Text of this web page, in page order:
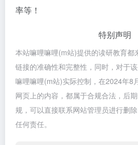
率等！
特别声明
本站嘛哩嘛哩(m站)提供的读研教育都
链接的准确性和完整性，同时，对于
嘛哩嘛哩(m站)实际控制，在2024年8
网页上的内容，都属于合规合法，后
规，可以直接联系网站管理员进行删
任何责任。